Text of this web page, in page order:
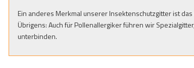
Ein anderes Merkmal unserer Insektenschutzgitter ist
Übrigens: Auch für Pollenallergiker führen wir
unterbinden.